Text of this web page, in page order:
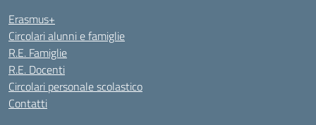
Erasmus+
Circolari alunni e famiglie
R.E. Famiglie
R.E. Docenti
Circolari personale scolastico
Contatti